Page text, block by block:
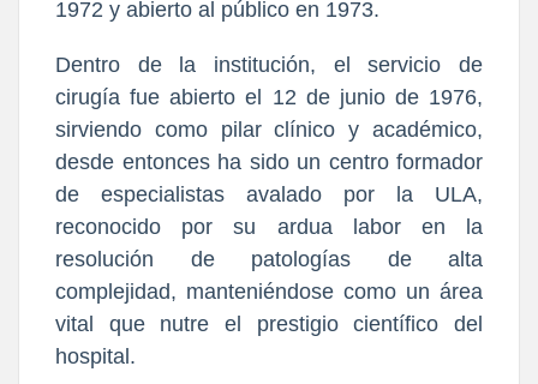
1972 y abierto al público en 1973.
Dentro de la institución, el servicio de
cirugía fue abierto el 12 de junio de 1976,
sirviendo como pilar clínico y académico,
desde entonces ha sido un centro formador
de especialistas avalado por la ULA,
reconocido por su ardua labor en la
resolución de patologías de alta
complejidad, manteniéndose como un área
vital que nutre el prestigio científico del
hospital.